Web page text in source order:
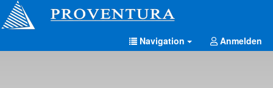
Navigation Anmelden